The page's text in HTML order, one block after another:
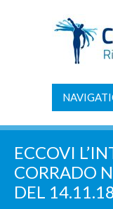
ECCOVI
CORRADO
DEL